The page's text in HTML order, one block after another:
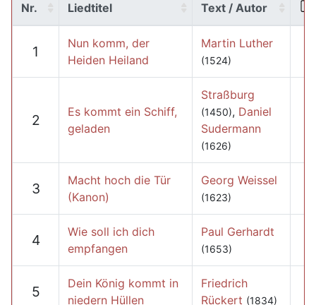
Nr. Liedtitel Text / Autor
1
Nun komm, der
Heiden Heiland
Martin Luther
(1524)
2
Es kommt ein Schiff,
geladen
Straßburg
(1450), Daniel
Sudermann
(1626)
3
Macht hoch die Tür
(Kanon)
Georg Weissel
(1623)
4
Wie soll ich dich
empfangen
Paul Gerhardt
(1653)
5
Dein König kommt in
niedern Hüllen
Friedrich
Rückert (1834)